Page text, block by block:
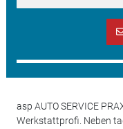
asp AUTO SERVICE
Werkstattprofi. Neben